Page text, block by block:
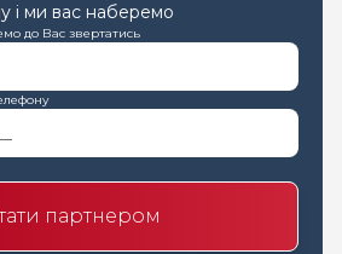
і ми вас наберемо
до Вас звертатись
партнером